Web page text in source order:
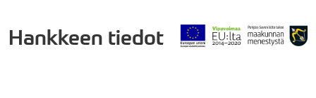
Hankkeen tiedot